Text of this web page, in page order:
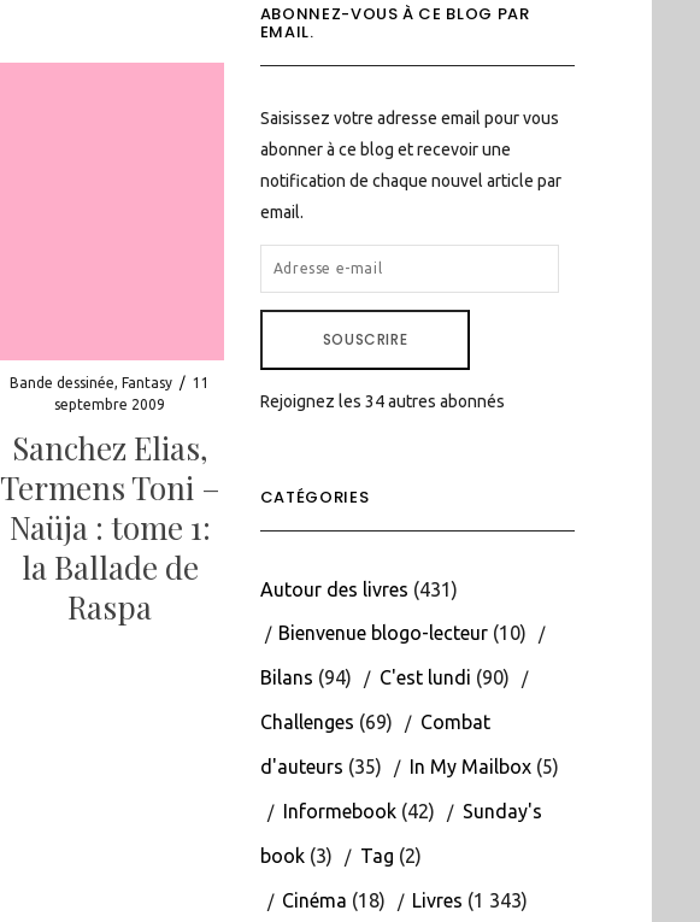
Bande dessinée ,Fantasy / 11
septembre 2009
Sanchez Elias,
Termens Toni –
Naüja : tome 1:
la Ballade de
Raspa
ABONNEZ-VOUS À CE BLOG PAR
EMAIL.
Saisissez votre adresse email pour vous
abonner à ce blog et recevoir une
notification de chaque nouvel article par
email.
ADRESSE
E-
SOUSCRIRE
Rejoignez les 34 autres abonnés
CATÉGORIES
Autour des livres (431)
Bienvenue blogo-lecteur(10)
Bilans (94) C'est lundi (90)
Challenges (69) Combat
d'auteurs (35) In My Mailbox(5)
Informebook(42) Sunday's
book(3) Tag (2)
Cinéma (18) Livres (1 343)